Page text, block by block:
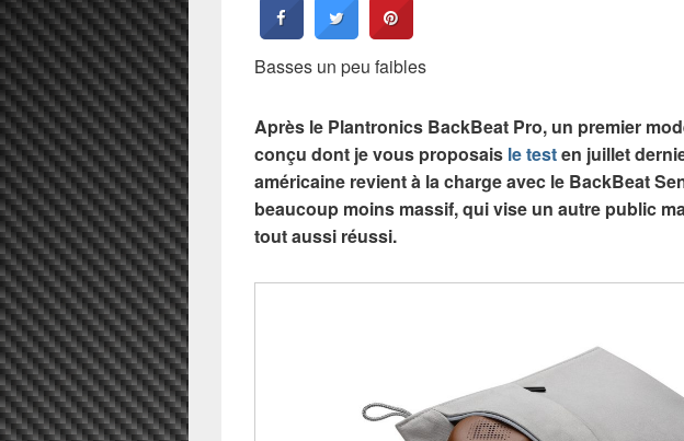
Basses un peu faibles
Après le Plantronics BackBeat Pro, un premier
conçu dont je vous proposais le testen juillet
américaine revient à la charge avec le BackBeat
beaucoup moins massif, qui vise un autre public
tout aussi réussi.